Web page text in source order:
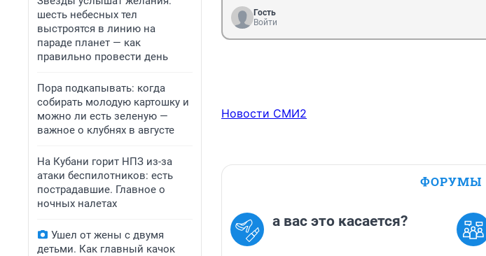
шесть небесных тел
выстроятся в линию на
параде планет — как
правильно провести день
Пора подкапывать: когда
собирать молодую картошку и
можно ли есть зеленую —
важное о клубнях в августе
На Кубани горит НПЗ из-за
атаки беспилотников: есть
пострадавшие. Главное о
ночных налетах
Ушел от жены с двумя
детьми. Как главный качок
Гость
Войти
Новости СМИ2
ФОРУМЫ
а вас это касается?